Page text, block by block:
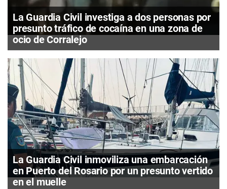
La Guardia Civil investiga a dos personas por
presunto tráfico de cocaína en una zona de
ocio de Corralejo
La Guardia Civil inmoviliza una embarcación
en Puerto del Rosario por un presunto vertido
en el muelle